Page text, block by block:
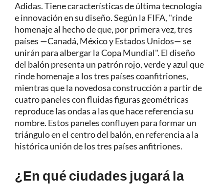
Adidas. Tiene características de última tecnología
e innovación en su diseño. Según la FIFA, "rinde
homenaje al hecho de que, por primera vez, tres
países —Canadá, México y Estados Unidos— se
unirán para albergar la Copa Mundial". El diseño
del balón presenta un patrón rojo, verde y azul que
rinde homenaje a los tres países coanfitriones,
mientras que la novedosa construcción a partir de
cuatro paneles con fluidas figuras geométricas
reproduce las ondas a las que hace referencia su
nombre. Estos paneles confluyen para formar un
triángulo en el centro del balón, en referencia a la
histórica unión de los tres países anfitriones.
¿En qué ciudades jugará la